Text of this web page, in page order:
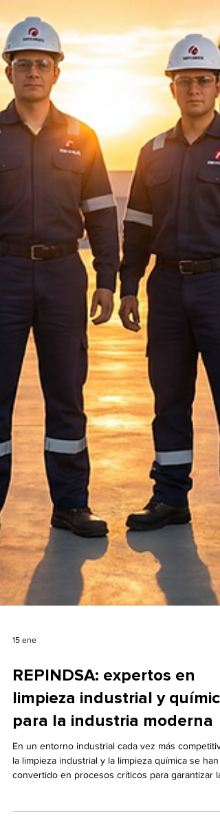
REPINDSA: expertos en
limpieza industrial y química
para la industria moderna
En un entorno industrial cada vez más
la limpieza industrial y la limpieza química se han
eficiencia operativa, la seguridad y la continuidad